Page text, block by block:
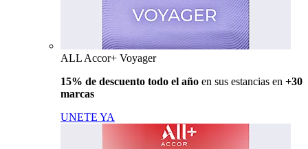
ALL Accor+ Voyager
15% de descuento todo el año en sus estancias en +30
marcas
UNETE YA